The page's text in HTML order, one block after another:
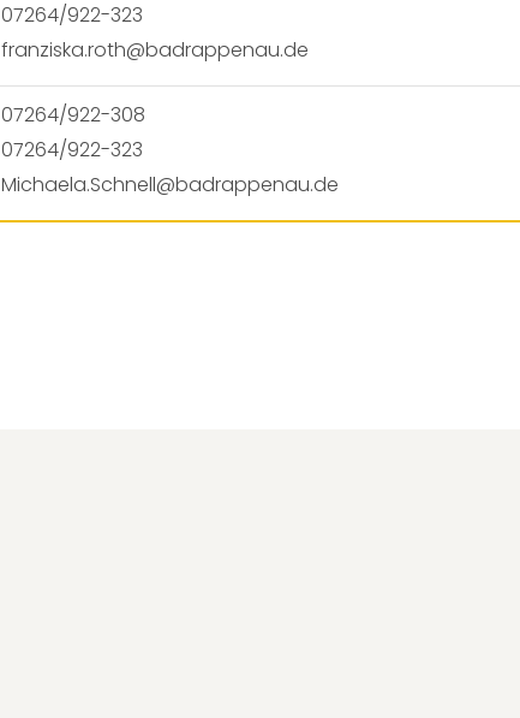
07264/922-323
franziska.roth@badrappenau.de
07264/922-308
07264/922-323
Michaela.Schnell@badrappenau.de